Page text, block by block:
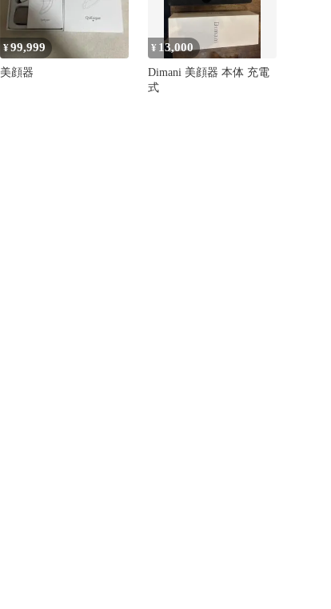
¥99,999
美顔器
¥ 13,000
Dimani 美顔器 本体 充電
式